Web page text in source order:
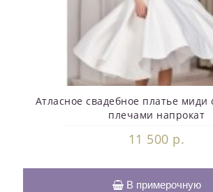
Атласное свадебное платье
плечами напрокат
11 500 р.
В примерочную